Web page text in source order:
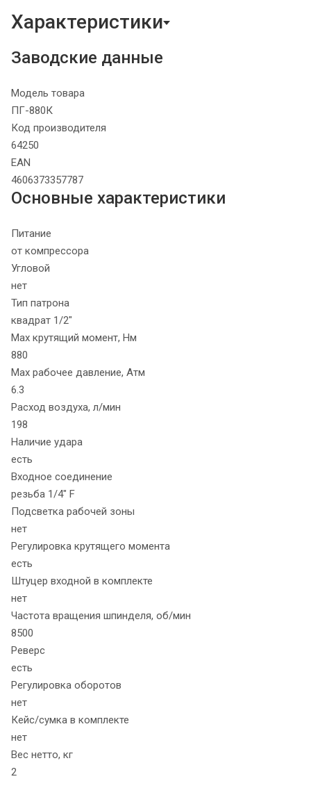
Характеристики
Заводские данные
Модель товара
ПГ-880К
Код производителя
64250
EAN
4606373357787
Основные характеристики
Питание
от компрессора
Угловой
нет
Тип патрона
квадрат 1/2"
Max крутящий момент, Нм
880
Max рабочее давление, Атм
6.3
Расход воздуха, л/мин
198
Наличие удара
есть
Входное соединение
резьба 1/4" F
Подсветка рабочей зоны
нет
Регулировка крутящего момента
есть
Штуцер входной в комплекте
нет
Частота вращения шпинделя, об/мин
8500
Реверс
есть
Регулировка оборотов
нет
Кейс/сумка в комплекте
нет
Вес нетто, кг
2